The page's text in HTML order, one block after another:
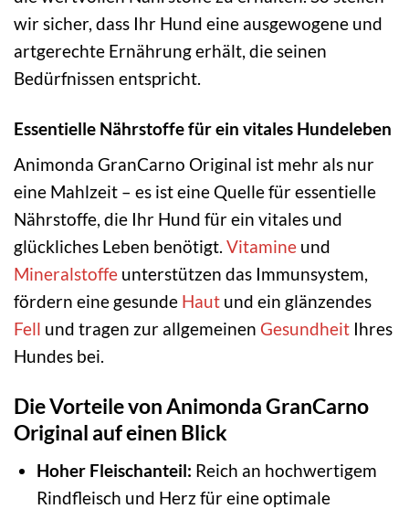
wir sicher, dass Ihr Hund eine ausgewogene und
artgerechte Ernährung erhält, die seinen
Bedürfnissen entspricht.
Essentielle Nährstoffe für ein vitales Hundeleben
Animonda GranCarno Original ist mehr als nur
eine Mahlzeit – es ist eine Quelle für essentielle
Nährstoffe, die Ihr Hund für ein vitales und
glückliches Leben benötigt. Vitamine und
Mineralstoffe unterstützen das Immunsystem,
fördern eine gesunde Haut und ein glänzendes
Fell und tragen zur allgemeinen Gesundheit Ihres
Hundes bei.
Die Vorteile von Animonda GranCarno
Original auf einen Blick
Hoher Fleischanteil: Reich an hochwertigem
Rindfleisch und Herz für eine optimale